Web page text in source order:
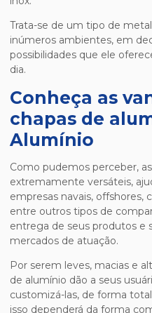
Trata-se de um tipo de
inúmeros ambientes, em
possibilidades que ele
dia.
Conheça as
chapas de
Alumínio
Como pudemos perceber,
extremamente versáteis,
empresas navais, offshores,
entre outros tipos de
entrega de seus produtos e
mercados de atuação.
Por serem leves, macias e
de alumínio dão a seus
customizá-las, de forma
isso dependerá da forma